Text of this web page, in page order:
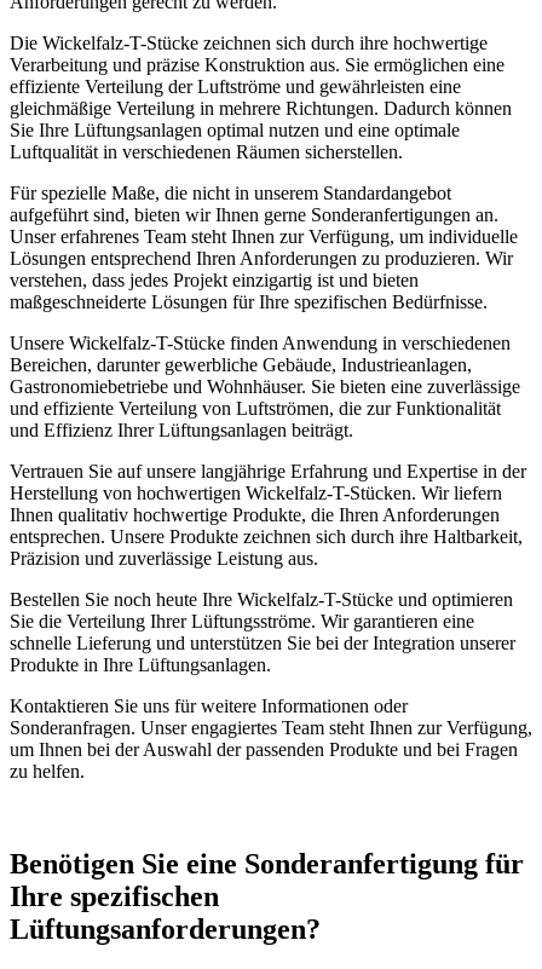
Die Wickelfalz-T-Stücke zeichnen sich durch ihre hochwertige
Verarbeitung und präzise Konstruktion aus. Sie ermöglichen eine
effiziente Verteilung der Luftströme und gewährleisten eine
gleichmäßige Verteilung in mehrere Richtungen. Dadurch können
Sie Ihre Lüftungsanlagen optimal nutzen und eine optimale
Luftqualität in verschiedenen Räumen sicherstellen.
Für spezielle Maße, die nicht in unserem Standardangebot
aufgeführt sind, bieten wir Ihnen gerne Sonderanfertigungen an.
Unser erfahrenes Team steht Ihnen zur Verfügung, um individuelle
Lösungen entsprechend Ihren Anforderungen zu produzieren. Wir
verstehen, dass jedes Projekt einzigartig ist und bieten
maßgeschneiderte Lösungen für Ihre spezifischen Bedürfnisse.
Unsere Wickelfalz-T-Stücke finden Anwendung in verschiedenen
Bereichen, darunter gewerbliche Gebäude, Industrieanlagen,
Gastronomiebetriebe und Wohnhäuser. Sie bieten eine zuverlässige
und effiziente Verteilung von Luftströmen, die zur Funktionalität
und Effizienz Ihrer Lüftungsanlagen beiträgt.
Vertrauen Sie auf unsere langjährige Erfahrung und Expertise in der
Herstellung von hochwertigen Wickelfalz-T-Stücken. Wir liefern
Ihnen qualitativ hochwertige Produkte, die Ihren Anforderungen
entsprechen. Unsere Produkte zeichnen sich durch ihre Haltbarkeit,
Präzision und zuverlässige Leistung aus.
Bestellen Sie noch heute Ihre Wickelfalz-T-Stücke und optimieren
Sie die Verteilung Ihrer Lüftungsströme. Wir garantieren eine
schnelle Lieferung und unterstützen Sie bei der Integration unserer
Produkte in Ihre Lüftungsanlagen.
Kontaktieren Sie uns für weitere Informationen oder
Sonderanfragen. Unser engagiertes Team steht Ihnen zur Verfügung,
um Ihnen bei der Auswahl der passenden Produkte und bei Fragen
zu helfen.
Benötigen Sie eine Sonderanfertigung für
Ihre spezifischen
Lüftungsanforderungen?